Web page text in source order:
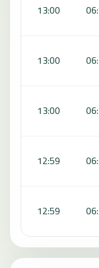
13:00
13:00
13:00
12:59
12:59